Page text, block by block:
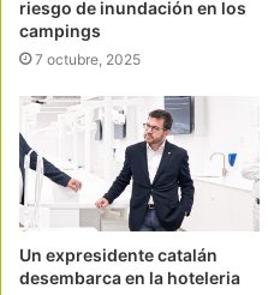
riesgo de inundación en los
campings
7 octubre, 2025
Un expresidente catalán
desembarca en la hoteleria